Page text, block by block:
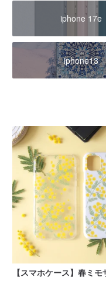
iphone 17e
iphone13
【スマホケース】春ミモ